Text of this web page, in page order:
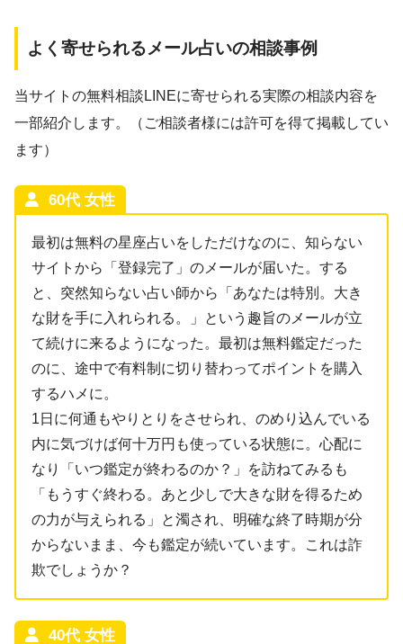
よく寄せられるメール占いの相談事例
当サイトの無料相談LINEに寄せられる実際の相談内容を
一部紹介します。（ご相談者様には許可を得て掲載してい
ます）
60代 女性
最初は無料の星座占いをしただけなのに、知らない
サイトから「登録完了」のメールが届いた。する
と、突然知らない占い師から「あなたは特別。大き
な財を手に入れられる。」という趣旨のメールが立
て続けに来るようになった。最初は無料鑑定だった
のに、途中で有料制に切り替わってポイントを購入
するハメに。
1日に何通もやりとりをさせられ、のめり込んでいる
内に気づけば何十万円も使っている状態に。心配に
なり「いつ鑑定が終わるのか？」を訪ねてみるも
「もうすぐ終わる。あと少しで大きな財を得るため
の力が与えられる」と濁され、明確な終了時期が分
からないまま、今も鑑定が続いています。これは詐
欺でしょうか？
40代 女性